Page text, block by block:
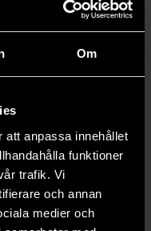
Om
att anpassa innehållet
funktioner
trafik. Vi
och annan
medier och